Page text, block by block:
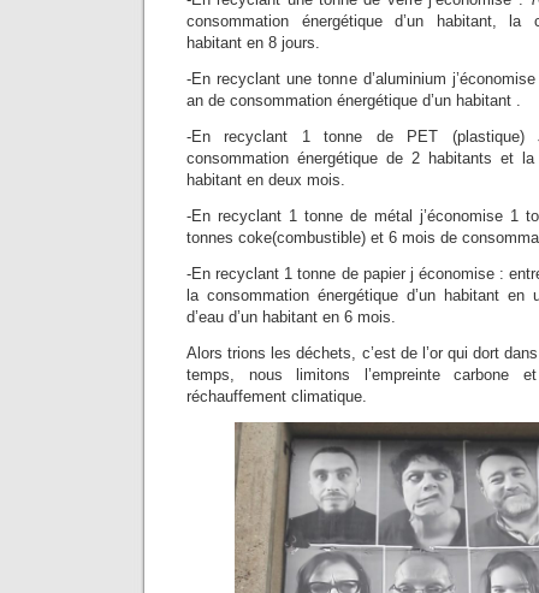
consommation énergétique d’un habitant, la
habitant en 8 jours.
-En recyclant une tonne d’aluminium
an de consommation énergétique d’un habitant .
-En recyclant 1 tonne de PET (plastique)
consommation énergétique de 2 habitants et la
habitant en deux mois.
-En recyclant 1 tonne de métal j’économise 1
tonnes coke(combustible) et 6 mois de
-En recyclant 1 tonne de papier j économise :
la consommation énergétique d’un habitant
d’eau d’un habitant en 6 mois.
Alors trions les déchets, c’est de l’or qui dort
temps, nous limitons l’empreinte carbone
réchauffement climatique.